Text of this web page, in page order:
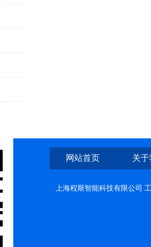
网站首页 关
上海程斯智能科技有限公司